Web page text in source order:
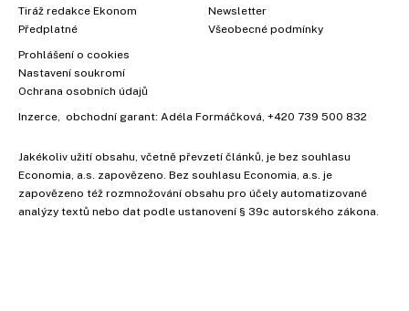
Tiráž redakce Ekonom
Předplatné
Newsletter
Všeobecné podmínky
Prohlášení o cookies
Nastavení soukromí
Ochrana osobních údajů
Inzerce , obchodní garant: Adéla Formáčková +420 739 500 832
Jakékoliv užití obsahu, včetně převzetí článků, je bez souhlasu
Economia, a.s. zapovězeno. Bez souhlasu Economia, a.s. je
zapovězeno též rozmnožování obsahu pro účely automatizované
analýzy textů nebo dat podle ustanovení § 39c autorského zákona.